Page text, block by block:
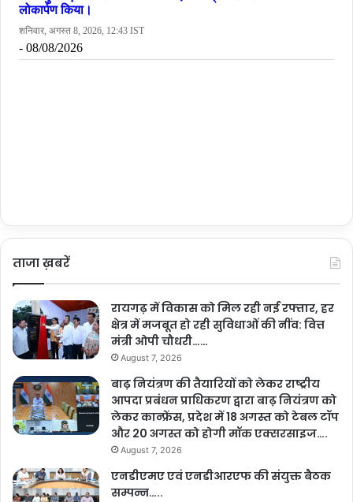
ताजा ख़बरें
रायगढ़ में विकास को मिल रही नई रफ्तार, हर
क्षेत्र में मजबूत हो रही सुविधाओं की नींव: वित्त
मंत्री ओपी चौधरी……
August 7, 2026
बाढ़ नियंत्रण की तैयारियों को लेकर राष्ट्रीय
आपदा प्रबंधन प्राधिकरण द्वारा बाढ़ नियंत्रण को
लेकर कान्फ्रेंस, प्रदेश में 18 अगस्त को टेबल टॉप
और 20 अगस्त को होगी मॉक एक्सरसाइज….
August 7, 2026
एनडीएमए एवं एनडीआरएफ की संयुक्त बैठक
सम्पन्न…..